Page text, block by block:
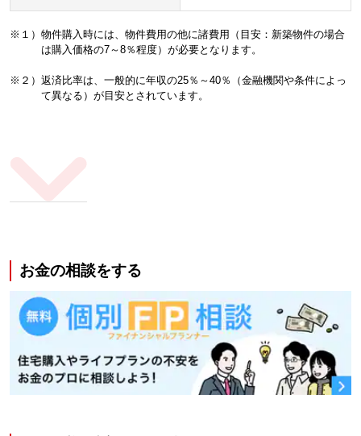
※１）物件購入時には、物件費用の他に諸費用（目安：新築物件の場合
は購入価格の7～8％程度）が必要となります。
※２）返済比率は、一般的に年収の25％～40％（金融機関や条件によっ
て異なる）が目安とされています。
お金の相談をする